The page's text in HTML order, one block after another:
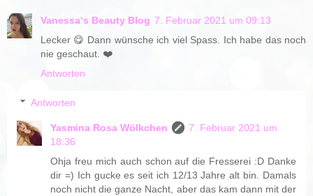
Vanessa‘s Beauty Blog 7. Februar 2021 um 09:13
Lecker 😋 Dann wünsche ich viel Spass. Ich habe das noch
nie geschaut. ❤️
Antworten
Antworten
Yasmina Rosa Wölkchen
7. Februar 2021 um
18:36
Ohja freu mich auch schon auf die Fresserei :D Danke
dir =) Ich gucke es seit ich 12/13 Jahre alt bin. Damals
noch nicht die ganze Nacht, aber das kam dann mit der